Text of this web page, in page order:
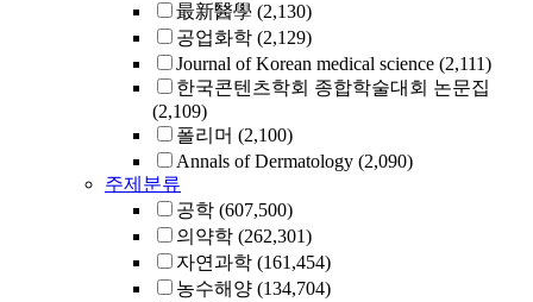
最新醫學 (2,130)
공업화학 (2,129)
Journal of Korean medical science (2,111)
한국콘텐츠학회 종합학술대회 논문집
(2,109)
폴리머 (2,100)
Annals of Dermatology (2,090)
주제분류
공학 (607,500)
의약학 (262,301)
자연과학 (161,454)
농수해양 (134,704)